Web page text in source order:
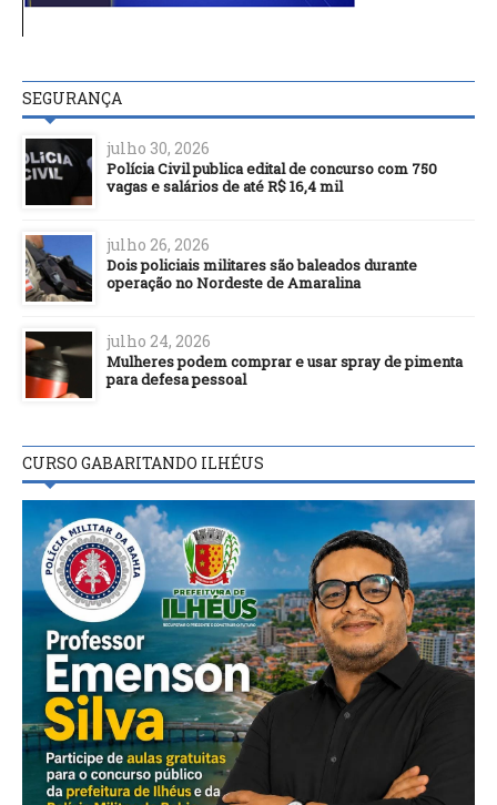
SEGURANÇA
julho 30, 2026
Polícia Civil publica edital de concurso com 750
vagas e salários de até R$ 16,4 mil
julho 26, 2026
Dois policiais militares são baleados durante
operação no Nordeste de Amaralina
julho 24, 2026
Mulheres podem comprar e usar spray de pimenta
para defesa pessoal
CURSO GABARITANDO ILHÉUS